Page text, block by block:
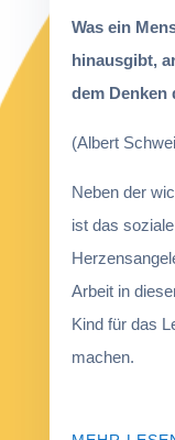
Was ein
hinausgibt,
dem Denken
(Albert
Neben der
ist das
Arbeit in
Kind für das
machen.